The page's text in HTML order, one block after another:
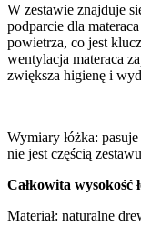
W zestawie znajduje
podparcie dla
powietrza, co jest
wentylacja materaca
zwiększa higienę i
Wymiary łóżka:
nie jest częścią
Całkowita wysokość
Materiał: naturalne